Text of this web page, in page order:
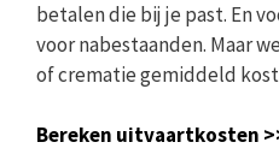
betalen die bij je past. En
voor nabestaanden. Maar
of crematie gemiddeld
Bereken uitvaartkosten